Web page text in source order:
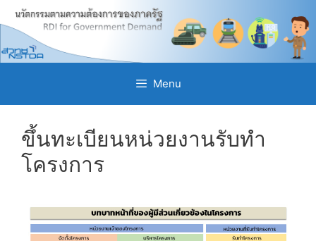
Skip
to
content
Menu
ขึ้นทะเบียนหน่วยงานรับทำ
โครงการ